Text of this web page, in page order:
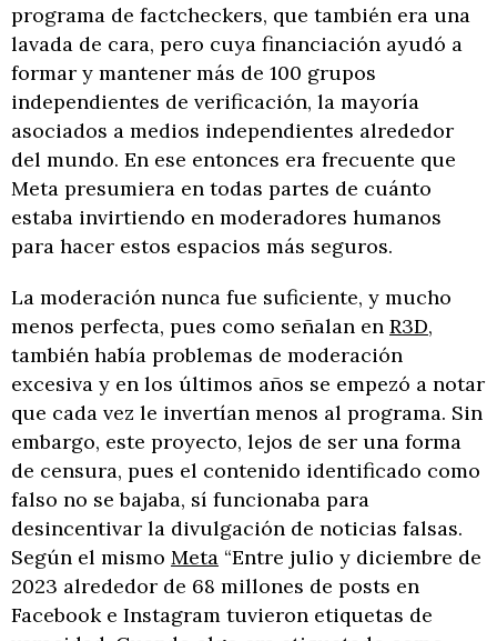
programa de factcheckers, que también era una
lavada de cara, pero cuya financiación ayudó a
formar y mantener más de 100 grupos
independientes de verificación, la mayoría
asociados a medios independientes alrededor
del mundo. En ese entonces era frecuente que
Meta presumiera en todas partes de cuánto
estaba invirtiendo en moderadores humanos
para hacer estos espacios más seguros.
La moderación nunca fue suficiente, y mucho
menos perfecta, pues como señalan en R3D,
también había problemas de moderación
excesiva y en los últimos años se empezó a notar
que cada vez le invertían menos al programa. Sin
embargo, este proyecto, lejos de ser una forma
de censura, pues el contenido identificado como
falso no se bajaba, sí funcionaba para
desincentivar la divulgación de noticias falsas.
Según el mismo Meta “Entre julio y diciembre de
2023 alrededor de 68 millones de posts en
Facebook e Instagram tuvieron etiquetas de